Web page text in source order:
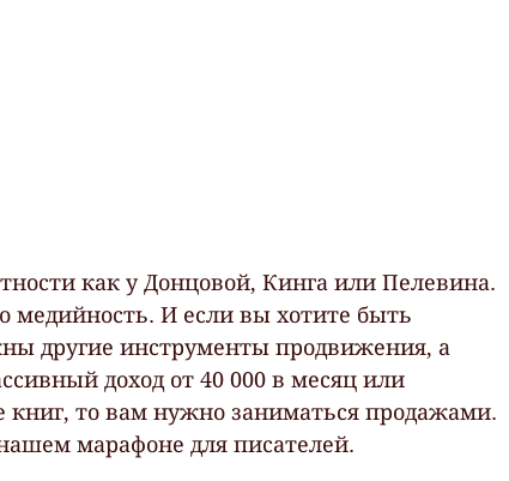
как у Донцовой, Кинга или Пелевина.
медийность. И если вы хотите быть
другие инструменты продвижения, а
доход от 40 000 в месяц или
книг, то вам нужно заниматься продажами.
марафоне для писателей.